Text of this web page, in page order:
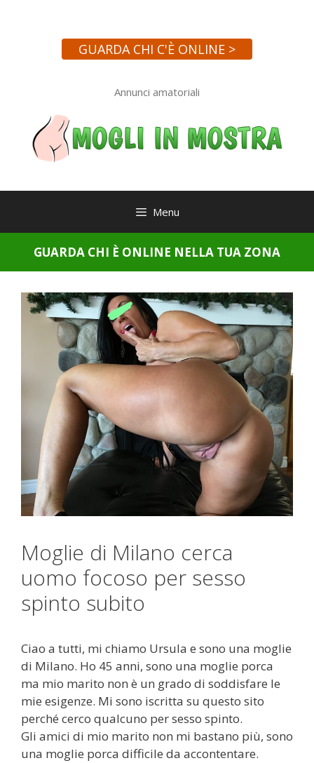
GUARDA CHI C'È ONLINE >
Annunci amatoriali
Menu
GUARDA CHI È ONLINE NELLA TUA ZONA
Moglie di Milano cerca
uomo focoso per sesso
spinto subito
Ciao a tutti, mi chiamo Ursula e sono una moglie
di Milano. Ho 45 anni, sono una moglie porca
ma mio marito non è un grado di soddisfare le
mie esigenze. Mi sono iscritta su questo sito
perché cerco qualcuno per sesso spinto.
Gli amici di mio marito non mi bastano più, sono
una moglie porca difficile da accontentare.